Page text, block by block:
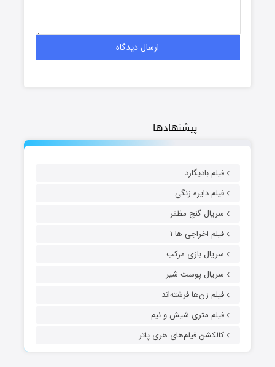
پیشنهادها
فیلم بادیگارد
فیلم دایره زنگی
سریال گنج مظفر
فیلم اخراجی ها ۱
سریال بازی مرکب
سریال پوست شیر
فیلم زن‌ها فرشته‌اند
فیلم متری شیش و نیم
کالکشن فیلم‌های هری پاتر